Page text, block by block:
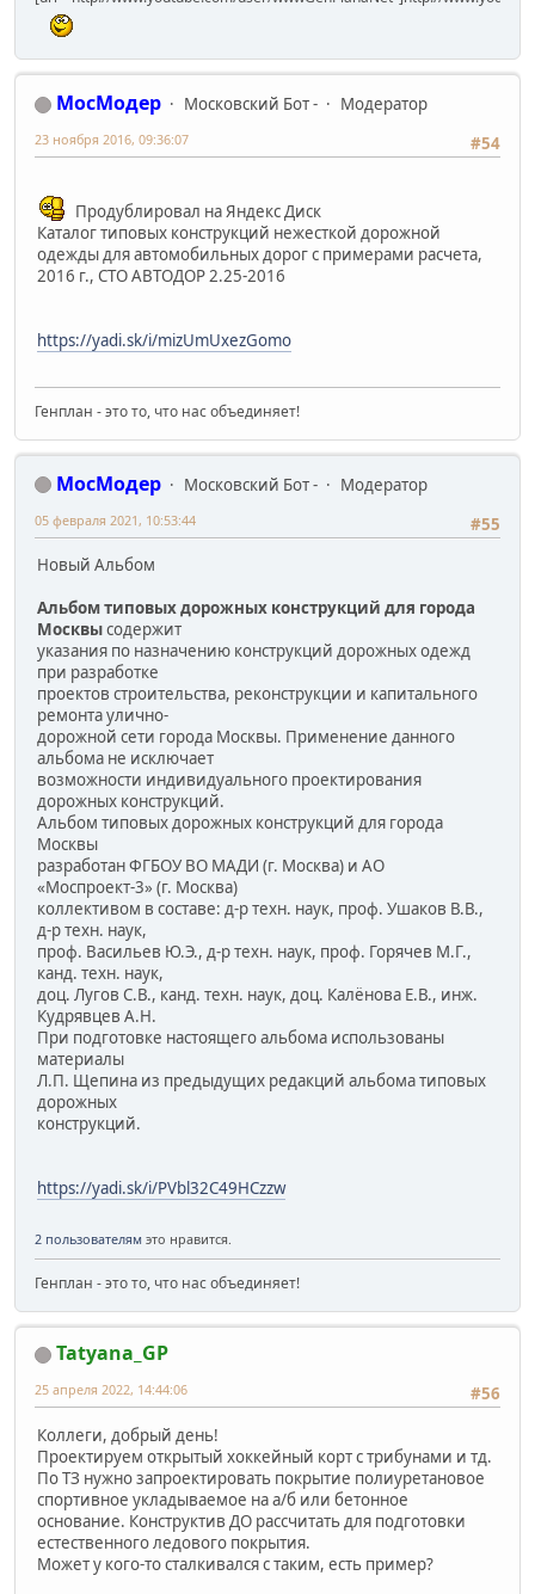
МосМодер Московский Бот -
Модератор
#54
23 ноября 2016, 09:36:07
Продублировал на Яндекс Диск
Каталог типовых конструкций нежесткой дорожной
одежды для автомобильных дорог с примерами расчета,
2016 г., СТО АВТОДОР 2.25-2016
https://yadi.sk/i/mizUmUxezGomo
Генплан - это то, что нас объединяет!
МосМодер Московский Бот -
Модератор
#55
05 февраля 2021, 10:53:44
Новый Альбом
Альбом типовых дорожных конструкций для города
Москвысодержит
указания по назначению конструкций дорожных одежд
при разработке
проектов строительства, реконструкции и капитального
ремонта улично-
дорожной сети города Москвы. Применение данного
альбома не исключает
возможности индивидуального проектирования
дорожных конструкций.
Альбом типовых дорожных конструкций для города
Москвы
разработан ФГБОУ ВО МАДИ (г. Москва) и АО
«Моспроект-3» (г. Москва)
коллективом в составе: д-р техн. наук, проф. Ушаков В.В.,
д-р техн. наук,
проф. Васильев Ю.Э., д-р техн. наук, проф. Горячев М.Г.,
канд. техн. наук,
доц. Лугов С.В., канд. техн. наук, доц. Калёнова Е.В., инж.
Кудрявцев А.Н.
При подготовке настоящего альбома использованы
материалы
Л.П. Щепина из предыдущих редакций альбома типовых
дорожных
конструкций.
https://yadi.sk/i/PVbl32C49HCzzw
2 пользователям это нравится.
Генплан - это то, что нас объединяет!
Tatyana_GP
#56
25 апреля 2022, 14:44:06
Коллеги, добрый день!
Проектируем открытый хоккейный корт с трибунами и тд.
По ТЗ нужно запроектировать покрытие полиуретановое
спортивное укладываемое на а/б или бетонное
основание. Конструктив ДО рассчитать для подготовки
естественного ледового покрытия.
Может у кого-то сталкивался с таким, есть пример?